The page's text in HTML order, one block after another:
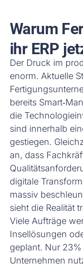
Warum
ihr ERP
Der Druck im
enorm. Aktuelle
bereits
die
sind innerhalb
gestiegen.
an, dass
digitale
massiv
sieht die Realität
Viele Aufträge
Insellösungen
geplant. Nur
Unternehmen